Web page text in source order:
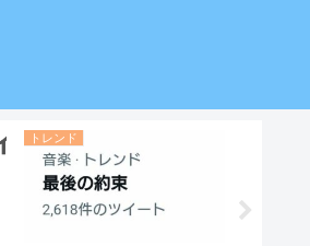
トレンド